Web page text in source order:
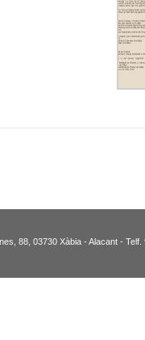
88, 03730 Xàbia - Alacant -